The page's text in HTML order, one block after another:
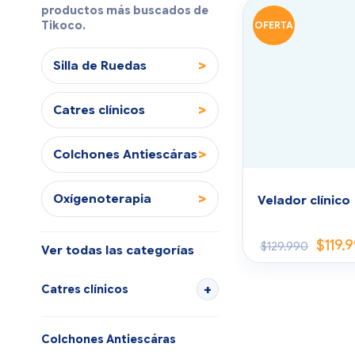
productos más buscados de
Tikoco.
Silla de Ruedas >
Catres clínicos >
Colchones Antiescáras>
Oxígenoterapia >
Ver todas las categorías
Catres clínicos
Colchones Antiescáras
OFERTA
Velador clínico
$129.990 $